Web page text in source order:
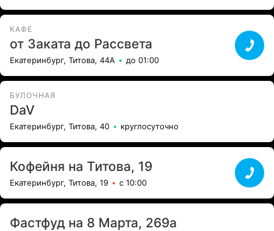
КАФЕ
от Заката до Рассвета
Екатеринбург, Титова, 44А до 01:00
БУЛОЧНАЯ
DaV
Екатеринбург, Титова, 40 круглосуточно
Кофейня на Титова, 19
Екатеринбург, Титова, 19 с 10:00
Фастфуд на 8 Марта, 269а